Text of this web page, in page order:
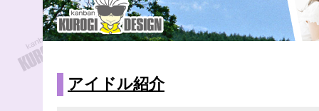
アイドル紹介